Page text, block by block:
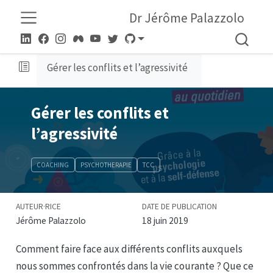
Dr Jérôme Palazzolo
Gérer les conflits et l’agressivité
Gérer les conflits et
l’agressivité
COACHING PSYCHOTHERAPIE TCC
AUTEUR·RICE
Jérôme Palazzolo
DATE DE PUBLICATION
18 juin 2019
Comment faire face aux différents conflits auxquels
nous sommes confrontés dans la vie courante ? Que ce